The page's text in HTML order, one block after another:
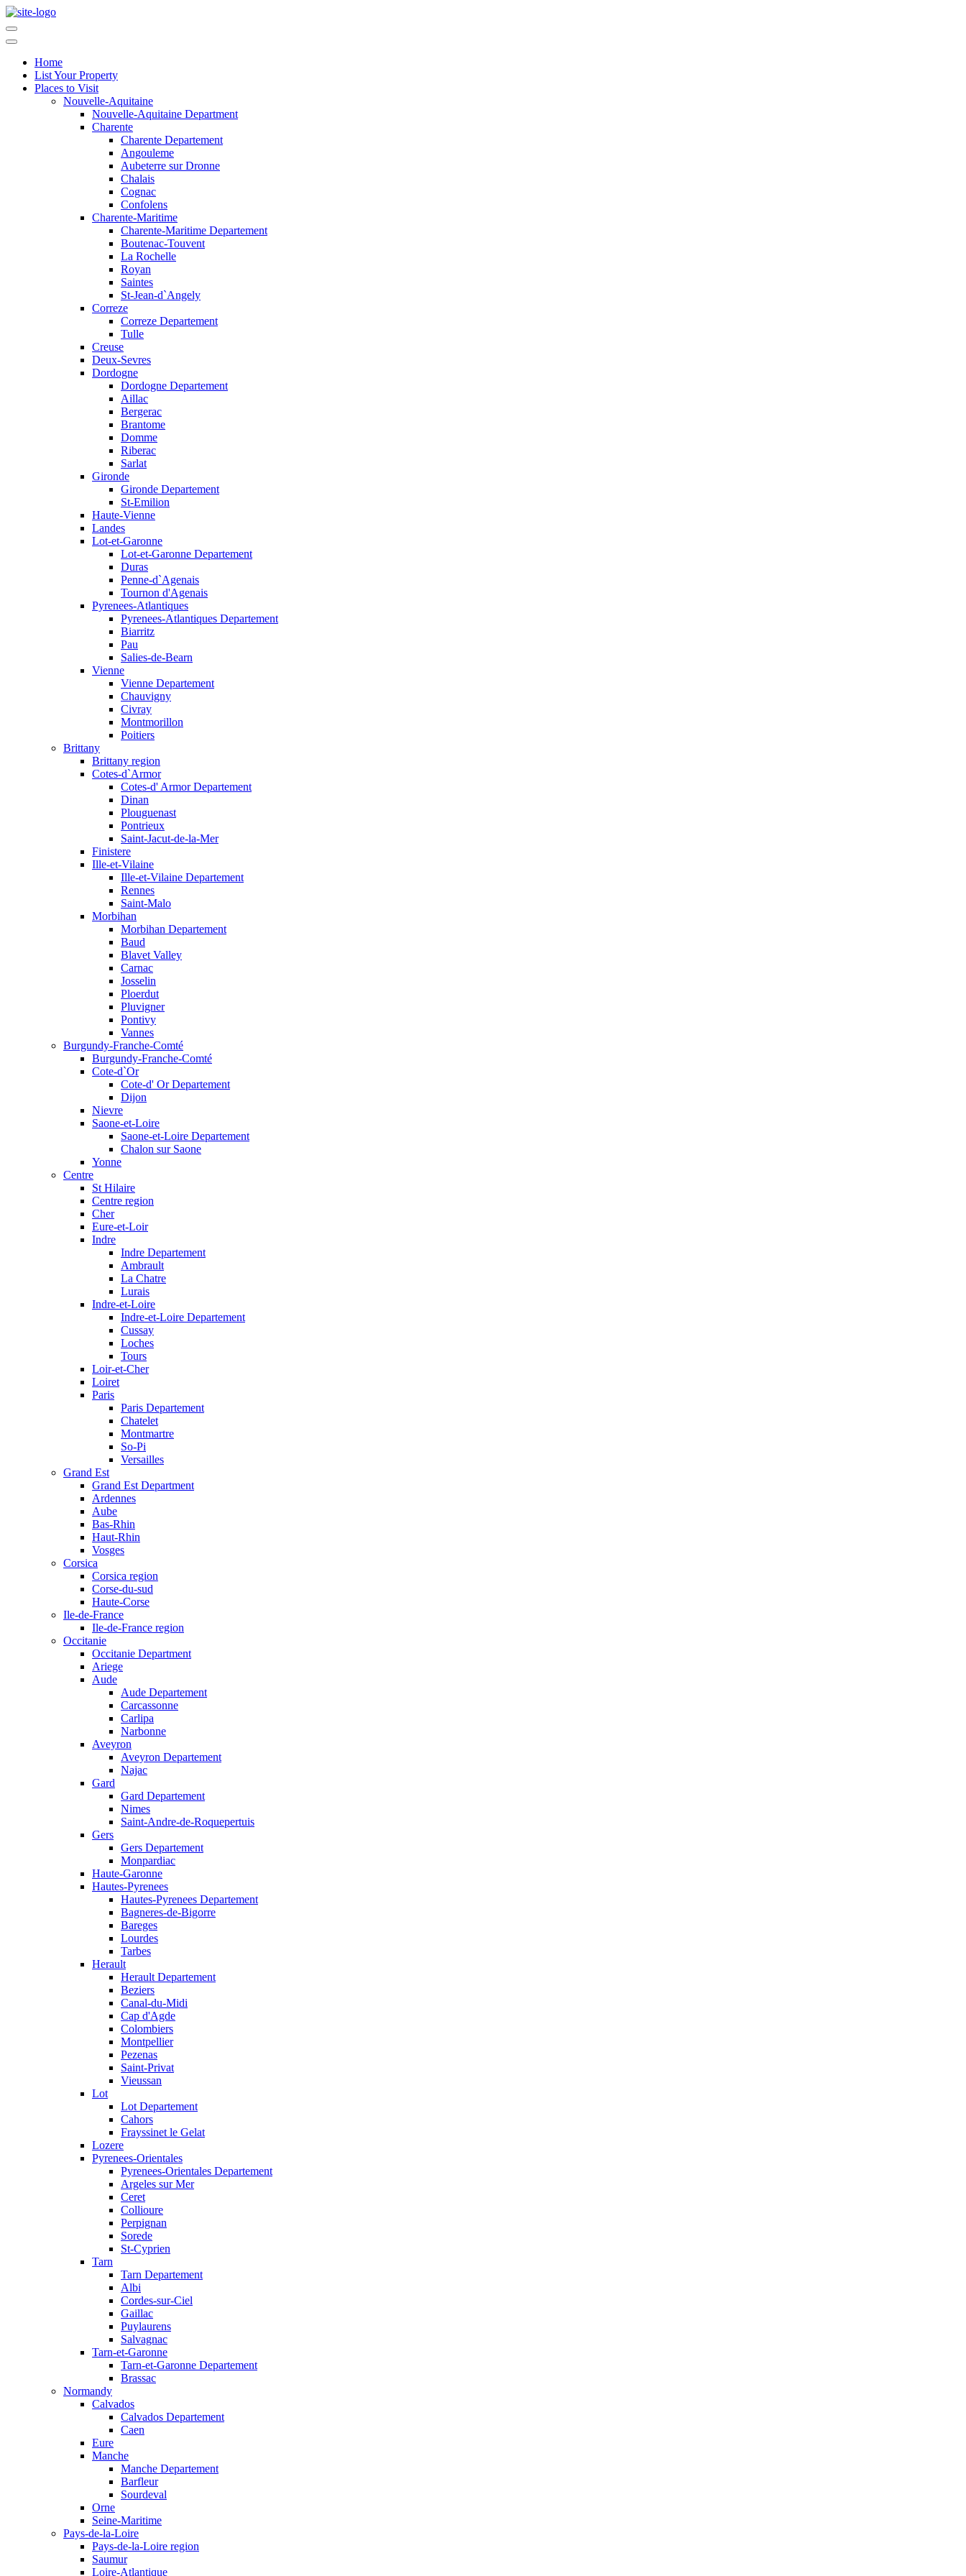
Home
List Your Property
Places to Visit
Nouvelle-Aquitaine
Nouvelle-Aquitaine Department
Charente
Charente Departement
Angouleme
Aubeterre sur Dronne
Chalais
Cognac
Confolens
Charente-Maritime
Charente-Maritime Departement
Boutenac-Touvent
La Rochelle
Royan
Saintes
St-Jean-d`Angely
Correze
Correze Departement
Tulle
Creuse
Deux-Sevres
Dordogne
Dordogne Departement
Aillac
Bergerac
Brantome
Domme
Riberac
Sarlat
Gironde
Gironde Departement
St-Emilion
Haute-Vienne
Landes
Lot-et-Garonne
Lot-et-Garonne Departement
Duras
Penne-d`Agenais
Tournon d'Agenais
Pyrenees-Atlantiques
Pyrenees-Atlantiques Departement
Biarritz
Pau
Salies-de-Bearn
Vienne
Vienne Departement
Chauvigny
Civray
Montmorillon
Poitiers
Brittany
Brittany region
Cotes-d`Armor
Cotes-d' Armor Departement
Dinan
Plouguenast
Pontrieux
Saint-Jacut-de-la-Mer
Finistere
Ille-et-Vilaine
Ille-et-Vilaine Departement
Rennes
Saint-Malo
Morbihan
Morbihan Departement
Baud
Blavet Valley
Carnac
Josselin
Ploerdut
Pluvigner
Pontivy
Vannes
Burgundy-Franche-Comté
Burgundy-Franche-Comté
Cote-d`Or
Cote-d' Or Departement
Dijon
Nievre
Saone-et-Loire
Saone-et-Loire Departement
Chalon sur Saone
Yonne
Centre
St Hilaire
Centre region
Cher
Eure-et-Loir
Indre
Indre Departement
Ambrault
La Chatre
Lurais
Indre-et-Loire
Indre-et-Loire Departement
Cussay
Loches
Tours
Loir-et-Cher
Loiret
Paris
Paris Departement
Chatelet
Montmartre
So-Pi
Versailles
Grand Est
Grand Est Department
Ardennes
Aube
Bas-Rhin
Haut-Rhin
Vosges
Corsica
Corsica region
Corse-du-sud
Haute-Corse
Ile-de-France
Ile-de-France region
Occitanie
Occitanie Department
Ariege
Aude
Aude Departement
Carcassonne
Carlipa
Narbonne
Aveyron
Aveyron Departement
Najac
Gard
Gard Departement
Nimes
Saint-Andre-de-Roquepertuis
Gers
Gers Departement
Monpardiac
Haute-Garonne
Hautes-Pyrenees
Hautes-Pyrenees Departement
Bagneres-de-Bigorre
Bareges
Lourdes
Tarbes
Herault
Herault Departement
Beziers
Canal-du-Midi
Cap d'Agde
Colombiers
Montpellier
Pezenas
Saint-Privat
Vieussan
Lot
Lot Departement
Cahors
Frayssinet le Gelat
Lozere
Pyrenees-Orientales
Pyrenees-Orientales Departement
Argeles sur Mer
Ceret
Collioure
Perpignan
Sorede
St-Cyprien
Tarn
Tarn Departement
Albi
Cordes-sur-Ciel
Gaillac
Puylaurens
Salvagnac
Tarn-et-Garonne
Tarn-et-Garonne Departement
Brassac
Normandy
Calvados
Calvados Departement
Caen
Eure
Manche
Manche Departement
Barfleur
Sourdeval
Orne
Seine-Maritime
Pays-de-la-Loire
Pays-de-la-Loire region
Saumur
Loire-Atlantique